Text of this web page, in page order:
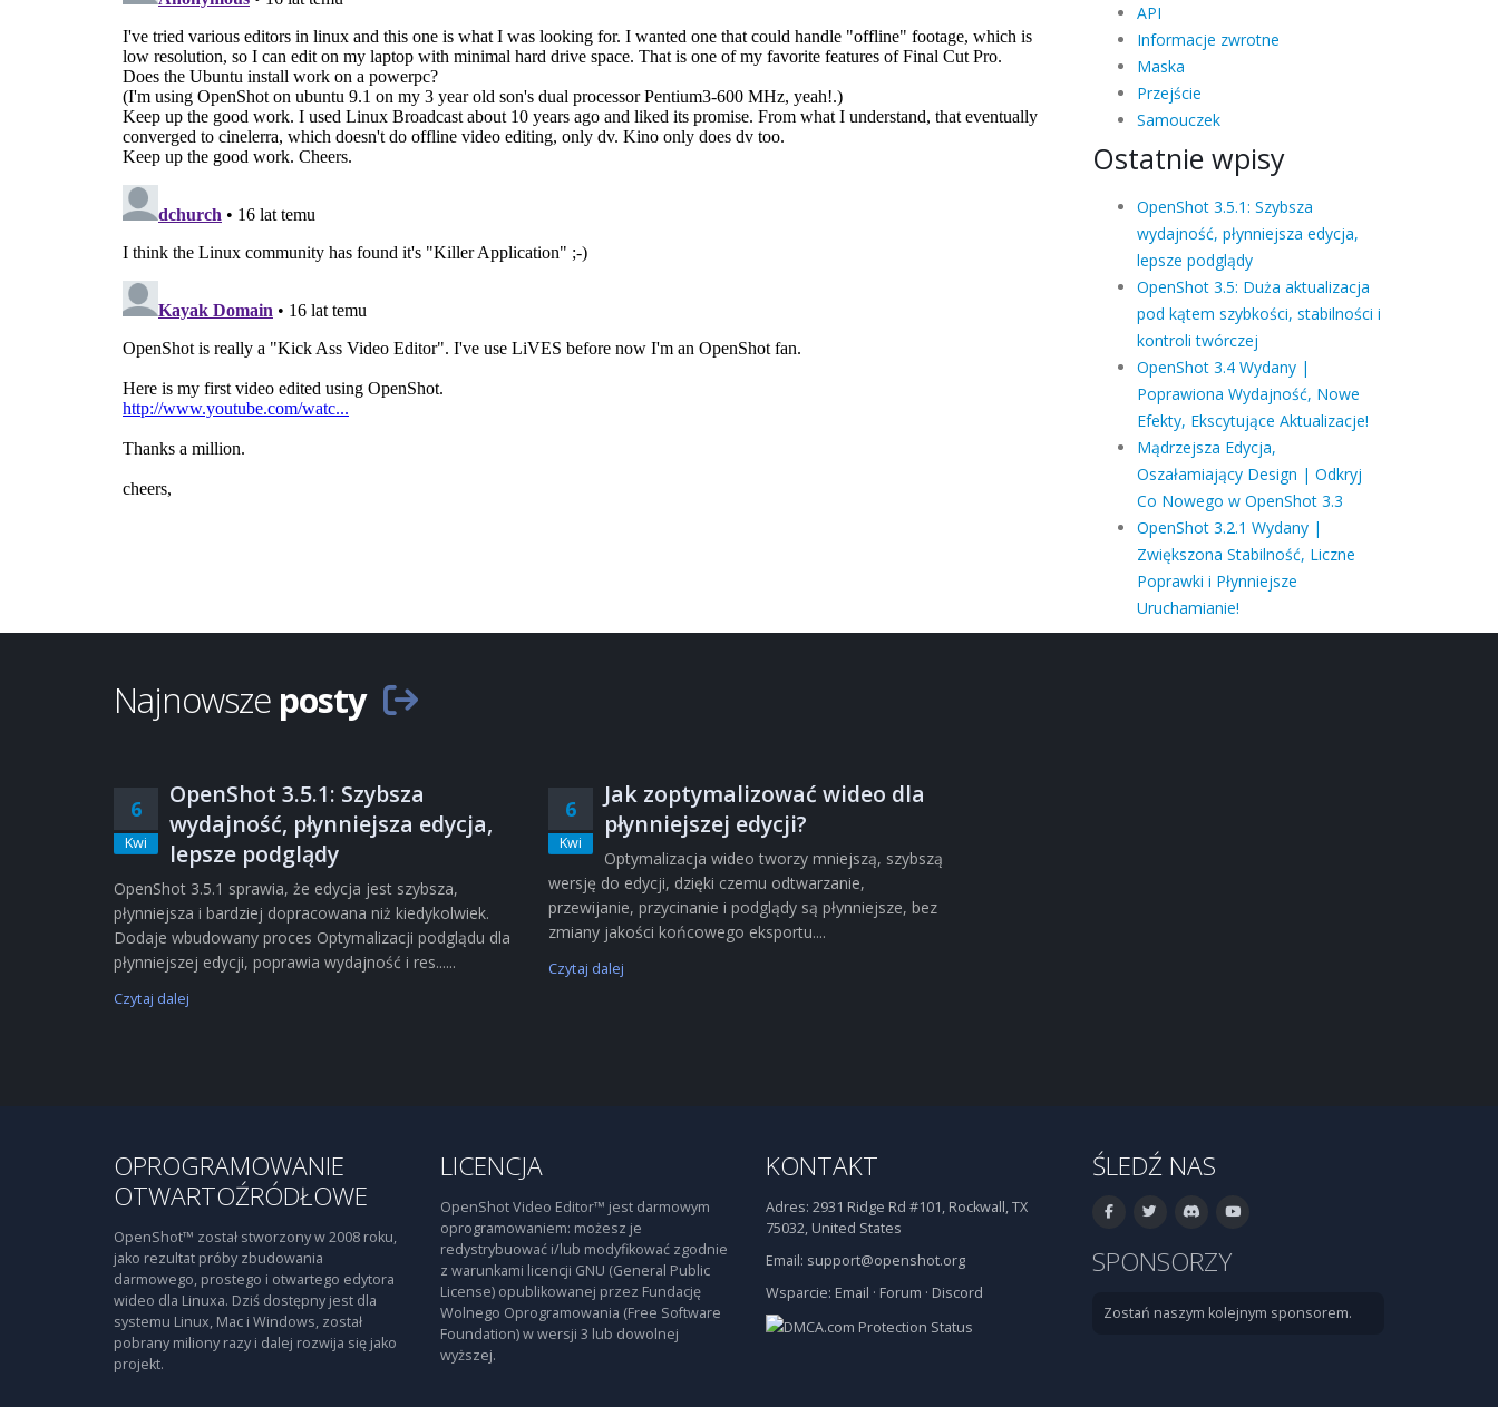
API
Informacje zwrotne
Maska
Przejście
Samouczek
Ostatnie wpisy
OpenShot 3.5.1: Szybsza
wydajność, płynniejsza edycja,
lepsze podglądy
OpenShot 3.5: Duża aktualizacja
pod kątem szybkości, stabilności i
kontroli twórczej
OpenShot 3.4 Wydany |
Poprawiona Wydajność, Nowe
Efekty, Ekscytujące Aktualizacje!
Mądrzejsza Edycja,
Oszałamiający Design | Odkryj
Co Nowego w OpenShot 3.3
OpenShot 3.2.1 Wydany |
Zwiększona Stabilność, Liczne
Poprawki i Płynniejsze
Uruchamianie!
Najnowsze posty
6
Kwi
OpenShot 3.5.1: Szybsza
wydajność, płynniejsza edycja,
lepsze podglądy
OpenShot 3.5.1 sprawia, że edycja jest szybsza,
płynniejsza i bardziej dopracowana niż kiedykolwiek.
Dodaje wbudowany proces Optymalizacji podglądu dla
płynniejszej edycji, poprawia wydajność i res......
Czytaj dalej
6
Kwi
Jak zoptymalizować wideo dla
płynniejszej edycji?
Optymalizacja wideo tworzy mniejszą, szybszą
wersję do edycji, dzięki czemu odtwarzanie,
przewijanie, przycinanie i podglądy są płynniejsze, bez
zmiany jakości końcowego eksportu....
Czytaj dalej
OPROGRAMOWANIE
OTWARTOŹRÓDŁOWE
OpenShot™ został stworzony w 2008 roku,
jako rezultat próby zbudowania
darmowego, prostego i otwartego edytora
wideo dla Linuxa. Dziś dostępny jest dla
systemu Linux, Mac i Windows, został
pobrany miliony razy i dalej rozwija się jako
projekt.
LICENCJA
OpenShot Video Editor™ jest darmowym
oprogramowaniem: możesz je
redystrybuować i/lub modyfikować zgodnie
z warunkami licencji GNU (General Public
License) opublikowanej przez Fundację
Wolnego Oprogramowania (Free Software
Foundation) w wersji 3 lub dowolnej
wyższej.
KONTAKT
Adres: 2931 Ridge Rd #101, Rockwall, TX
75032, United States
Email: support@openshot.org
Wsparcie: Email · Forum · Discord
ŚLEDŹ NAS
SPONSORZY
Zostań naszym kolejnym sponsorem.